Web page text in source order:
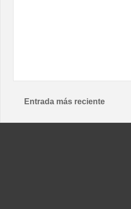
Entrada más reciente